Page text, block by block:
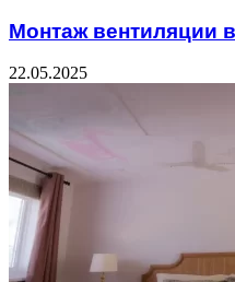
Монтаж вентиляции
22.05.2025